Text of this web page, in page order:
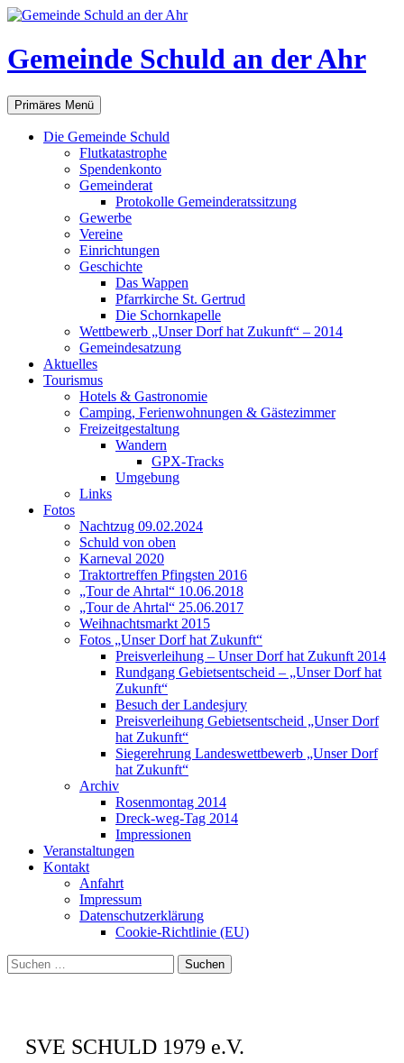
Gemeinde Schuld an der Ahr
Suchen
Primäres Menü Zum
Inhalt
springen
Die Gemeinde Schuld
Flutkatastrophe
Spendenkonto
Gemeinderat
Protokolle Gemeinderatssitzung
Gewerbe
Vereine
Einrichtungen
Geschichte
Das Wappen
Pfarrkirche St. Gertrud
Die Schornkapelle
Wettbewerb „Unser Dorf hat Zukunft“ – 2014
Gemeindesatzung
Aktuelles
Tourismus
Hotels & Gastronomie
Camping, Ferienwohnungen & Gästezimmer
Freizeitgestaltung
Wandern
GPX-Tracks
Umgebung
Links
Fotos
Nachtzug 09.02.2024
Schuld von oben
Karneval 2020
Traktortreffen Pfingsten 2016
„Tour de Ahrtal“ 10.06.2018
„Tour de Ahrtal“ 25.06.2017
Weihnachtsmarkt 2015
Fotos „Unser Dorf hat Zukunft“
Preisverleihung – Unser Dorf hat Zukunft 2014
Rundgang Gebietsentscheid – „Unser Dorf hat
Zukunft“
Besuch der Landesjury
Preisverleihung Gebietsentscheid „Unser Dorf
hat Zukunft“
Siegerehrung Landeswettbewerb „Unser Dorf
hat Zukunft“
Archiv
Rosenmontag 2014
Dreck-weg-Tag 2014
Impressionen
Veranstaltungen
Kontakt
Anfahrt
Impressum
Datenschutzerklärung
Cookie-Richtlinie (EU)
Suchen
nach:
SVE SCHULD 1979 e.V.